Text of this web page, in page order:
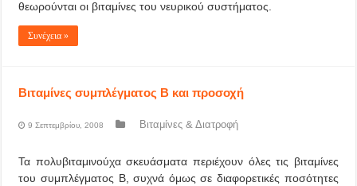
θεωρούνται οι βιταμίνες του νευρικού συστήματος.
Συνέχεια »
Βιταμίνες συμπλέγματος Β και προσοχή
9 Σεπτεμβρίου, 2008 Βιταμίνες & Διατροφή
Τα πολυβιταμινούχα σκευάσματα περιέχουν όλες τις βιταμίνες
του συμπλέγματος Β, συχνά όμως σε διαφορετικές ποσότητες